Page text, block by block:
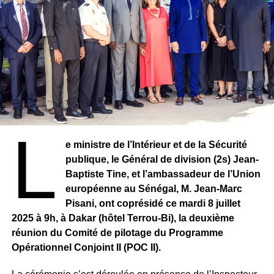
Affaire à suivre …..
Source : DakarMatin / Par La rédaction (Pape)
RELATED TOPICS:
UP NEXT
CENTRAFRIQUE : Premier festival des jeunes et
enfants de la rue organisé par l’Association Paix
SENEGAL : Affaire Assane Diouf : Le ridicule
Sénégalais face aux exigences du droit
international.
L
e ministre de l’Intérieur et de la Sécurité
publique, le Général de division (2s) Jean-
Baptiste Tine, et l’ambassadeur de l’Union
européenne au Sénégal, M. Jean-Marc
Pisani, ont coprésidé ce mardi 8 juillet
2025 à 9h, à Dakar (hôtel Terrou-Bi), la deuxième
réunion du Comité de pilotage du Programme
Opérationnel Conjoint II (POC II).